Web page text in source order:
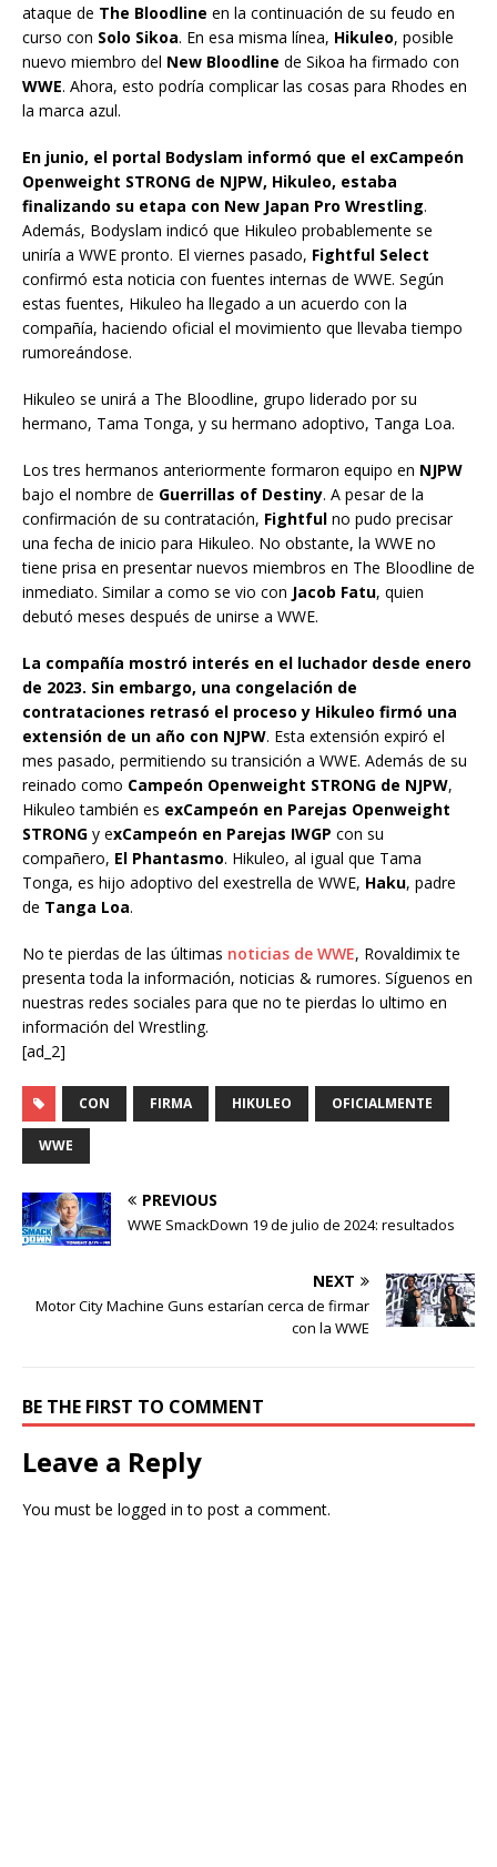
ataque de The Bloodline en la continuación de su feudo en
curso con Solo Sikoa. En esa misma línea, Hikuleo, posible
nuevo miembro del New Bloodline de Sikoa ha firmado con
WWE. Ahora, esto podría complicar las cosas para Rhodes en
la marca azul.
En junio, el portal Bodyslam informó que el exCampeón
Openweight STRONG de NJPW, Hikuleo, estaba
finalizando su etapa con New Japan Pro Wrestling.
Además, Bodyslam indicó que Hikuleo probablemente se
uniría a WWE pronto. El viernes pasado, Fightful Select
confirmó esta noticia con fuentes internas de WWE. Según
estas fuentes, Hikuleo ha llegado a un acuerdo con la
compañía, haciendo oficial el movimiento que llevaba tiempo
rumoreándose.
Hikuleo se unirá a The Bloodline, grupo liderado por su
hermano, Tama Tonga, y su hermano adoptivo, Tanga Loa.
Los tres hermanos anteriormente formaron equipo en NJPW
bajo el nombre de Guerrillas of Destiny. A pesar de la
confirmación de su contratación, Fightful no pudo precisar
una fecha de inicio para Hikuleo. No obstante, la WWE no
tiene prisa en presentar nuevos miembros en The Bloodline de
inmediato. Similar a como se vio con Jacob Fatu, quien
debutó meses después de unirse a WWE.
La compañía mostró interés en el luchador desde enero
de 2023. Sin embargo, una congelación de
contrataciones retrasó el proceso y Hikuleo firmó una
extensión de un año con NJPW. Esta extensión expiró el
mes pasado, permitiendo su transición a WWE. Además de su
reinado como Campeón Openweight STRONG de NJPW,
Hikuleo también es exCampeón en Parejas Openweight
STRONG y exCampeón en Parejas IWGP con su
compañero, El Phantasmo. Hikuleo, al igual que Tama
Tonga, es hijo adoptivo del exestrella de WWE, Haku, padre
de Tanga Loa.
No te pierdas de las últimas noticias de WWE, Rovaldimix te
presenta toda la información, noticias & rumores. Síguenos en
nuestras redes sociales para que no te pierdas lo ultimo en
información del Wrestling.
[ad_2]
CON FIRMA HIKULEO OFICIALMENTE
WWE
PREVIOUS
WWE SmackDown 19 de julio de 2024: resultados
NEXT
Motor City Machine Guns estarían cerca de firmar
con la WWE
BE THE FIRST TO COMMENT
Leave a Reply
You must be logged in to post a comment.